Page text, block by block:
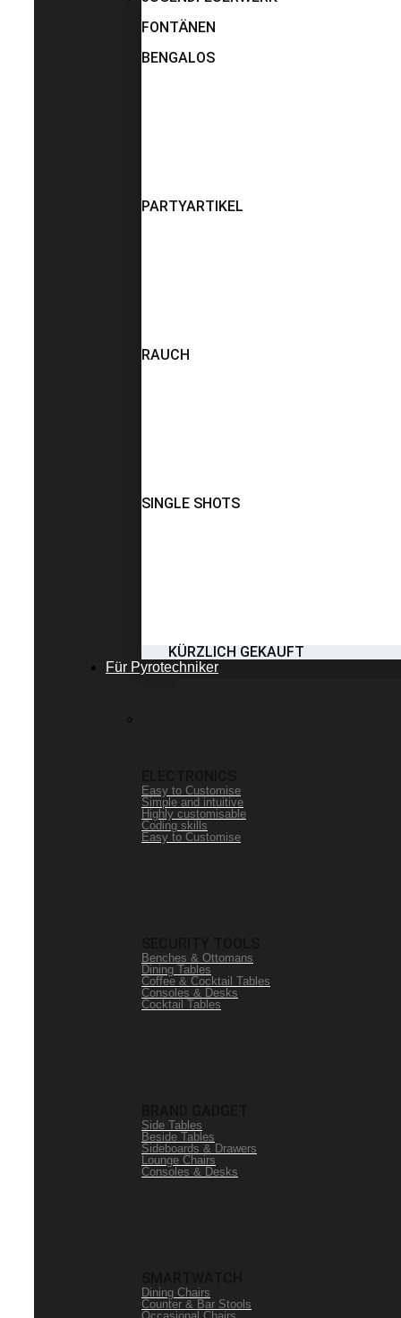
FONTÄNEN
BENGALOS
PARTYARTIKEL
RAUCH
SINGLE SHOTS
KÜRZLICH GEKAUFT
Für Pyrotechniker
Easy to Customise
Simple and intuitive
Highly customisable
Coding skills
Easy to Customise
Benches & Ottomans
Dining Tables
Coffee & Cocktail Tables
Consoles & Desks
Cocktail Tables
Side Tables
Beside Tables
Sideboards & Drawers
Lounge Chairs
Consoles & Desks
Dining Chairs
Counter & Bar Stools